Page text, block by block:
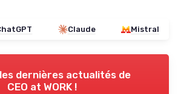
Claude Mistral
dernières actualités de
CEO at WORK !